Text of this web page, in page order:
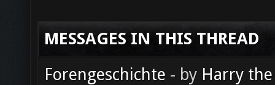
MESSAGES IN THIS THREAD
Forengeschichte - by Harry